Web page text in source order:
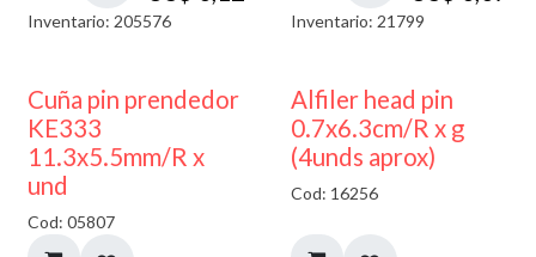
Inventario: 205576 Inventario: 21799
Cuña pin prendedor
KE333
11.3x5.5mm/R x
und
Cod: 05807
Alfiler head pin
0.7x6.3cm/R x g
(4unds aprox)
Cod: 16256